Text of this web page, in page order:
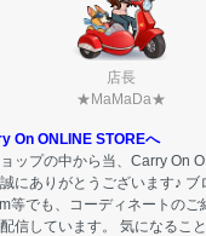
店長
★MaMaDa★
On ONLINE STOREへ
ップの中から当、Carry On
にありがとうございます♪ ブ
等でも、コーディネートのご
信しています。 気になるこ